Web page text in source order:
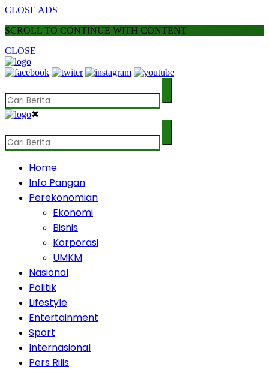
CLOSE ADS
SCROLL TO CONTINUE WITH CONTENT
CLOSE
✖
Home
Info Pangan
Perekonomian
Ekonomi
Bisnis
Korporasi
UMKM
Nasional
Politik
Lifestyle
Entertainment
Sport
Internasional
Pers Rilis